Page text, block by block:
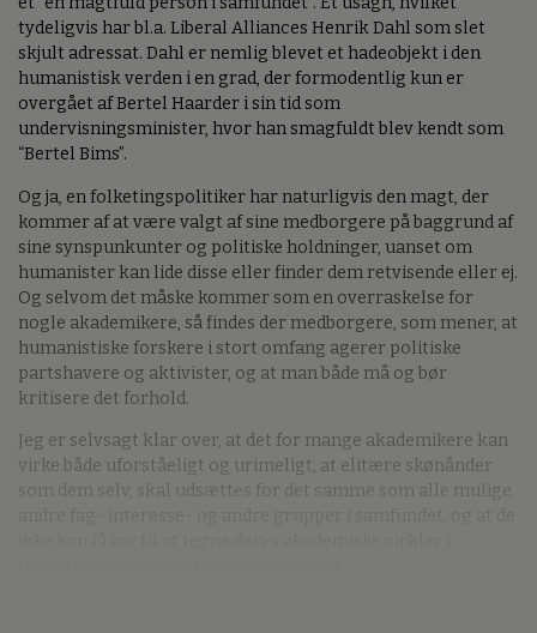
tydeligvis har bl.a. Liberal Alliances Henrik Dahl som slet
skjult adressat. Dahl er nemlig blevet et hadeobjekt i den
humanistisk verden i en grad, der formodentlig kun er
overgået af Bertel Haarder i sin tid som
undervisningsminister, hvor han smagfuldt blev kendt som
“Bertel Bims”.
Og ja, en folketingspolitiker har naturligvis den magt, der
kommer af at være valgt af sine medborgere på baggrund af
sine synspunkunter og politiske holdninger, uanset om
humanister kan lide disse eller finder dem retvisende eller ej.
Og selvom det måske kommer som en overraskelse for
nogle akademikere, så findes der medborgere, som mener, at
humanistiske forskere i stort omfang agerer politiske
partshavere og aktivister, og at man både må og bør
kritisere det forhold.
Jeg er selvsagt klar over, at det for mange akademikere kan
virke både uforståeligt og urimeligt, at elitære skønånder
som dem selv, skal udsættes for det samme som alle mulige